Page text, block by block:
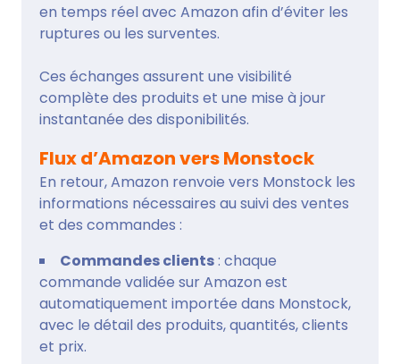
en temps réel avec Amazon afin d’éviter les
ruptures ou les surventes.
Ces échanges assurent une visibilité
complète des produits et une mise à jour
instantanée des disponibilités.
Flux d’Amazon vers Monstock
En retour, Amazon renvoie vers Monstock les
informations nécessaires au suivi des ventes
et des commandes :
Commandes clients: chaque
commande validée sur Amazon est
automatiquement importée dans Monstock,
avec le détail des produits, quantités, clients
et prix.